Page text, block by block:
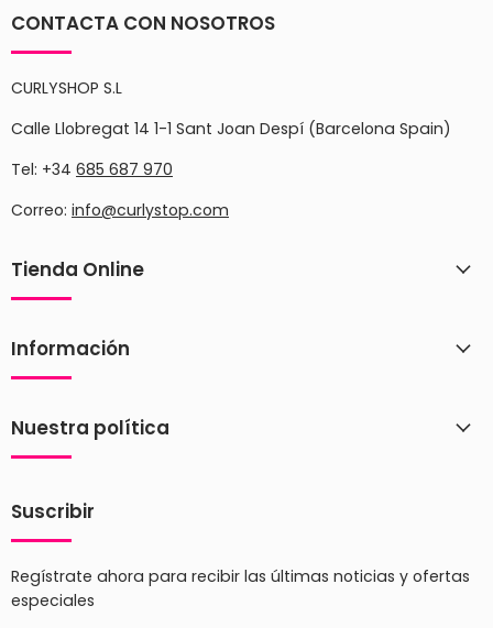
CONTACTA CON NOSOTROS
CURLYSHOP S.L
Calle Llobregat 14 1-1 Sant Joan Despí (Barcelona Spain)
Tel: +34 685 687 970
Correo: info@curlystop.com
Tienda Online
Información
Nuestra política
Suscribir
Regístrate ahora para recibir las últimas noticias y ofertas
especiales